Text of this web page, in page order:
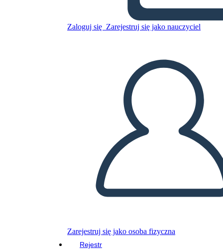
Zaloguj się Zarejestruj się jako nauczyciel
Zarejestruj się jako osoba fizyczna
Rejestr
Skopiuj tę scenorys
STWÓRZ SCENORYS
PRZECZYTAJ MI